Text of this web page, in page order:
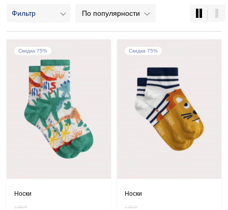
Фильтр По популярности
Скидка 75%
Носки
1 390 ₽
Скидка 75%
Носки
1 390 ₽